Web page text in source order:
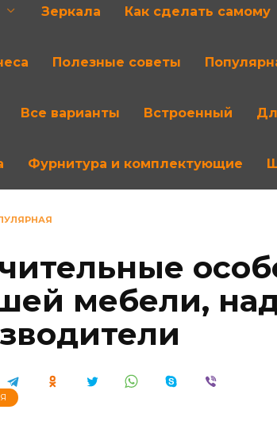
Зеркала Как сделать самому
Полезные советы
Все варианты Встроенный
Фурнитура и комплектующие
мебели,